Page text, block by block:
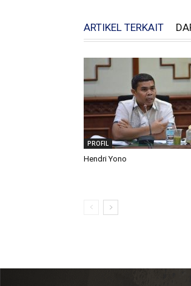
ARTIKEL TERKAIT
PROFIL
Hendri Yono